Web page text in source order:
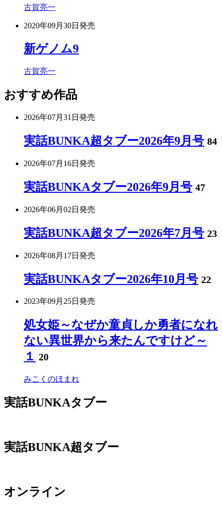
古賀亮一
2020年09月30日 発売
新ゲノム9
古賀亮一
おすすめ作品
2026年07月31日 発売
実話BUNKA超タブー2026年9月号 84
2026年07月16日 発売
実話BUNKAタブー2026年9月号 47
2026年06月02日 発売
実話BUNKA超タブー2026年7月号 23
2026年08月17日 発売
実話BUNKAタブー2026年10月号 22
2023年09月25日 発売
処女姫～なぜか童貞しか勇者になれ
ない異世界から来たんですけど～
１ 20
みこくのほまれ
実話BUNKAタブー
実話BUNKA超タブー
オンライン